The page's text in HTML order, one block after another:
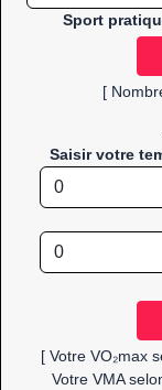
Sport
[
Saisir votre
[ Votre VO₂max
Votre VMA